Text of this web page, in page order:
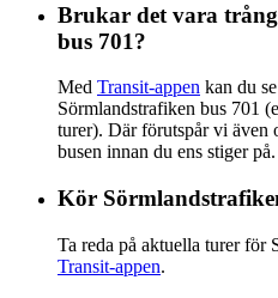
Brukar det vara
bus 701?
Med Transit-appen kan du
Sörmlandstrafiken bus 701
turer). Där förutspår vi även
busen innan du ens stiger på.
Kör
Ta reda på aktuella turer för
Transit-appen.